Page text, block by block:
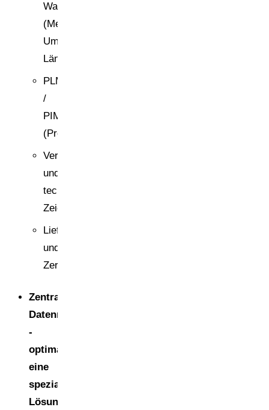
Warenwirtschaft
(Mengen,
Umsätze,
Länder)
PLM
/
PIM
(Produktdaten)
Verpackungsspezifikationen
und
technische
Zeichnungen
Lieferantenerklärungen
und
Zertifikate
Zentrales
Datenmodell
-
optimalerweise
eine
spezialisierte
Lösung